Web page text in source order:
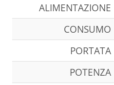
ALIMENTAZIONE
CONSUMO
PORTATA
POTENZA